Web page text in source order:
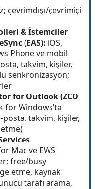
çevrimdışı/çevrimiçi
& İstemciler
(EAS): iOS,
Phone ve mobil
takvim, kişiler,
senkronizasyon;
for Outlook (ZCO
for Windows’ta
posta, takvim, kişiler,
Mac ve EWS
free/busy
etme, kaynak
tarafı arama,